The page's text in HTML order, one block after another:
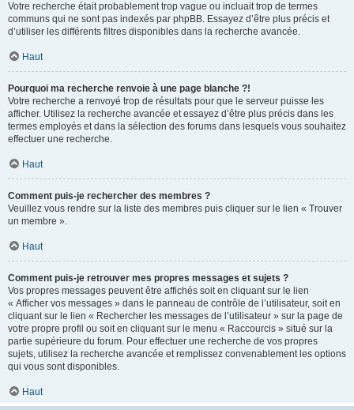
Votre recherche était probablement trop vague ou incluait trop de termes
communs qui ne sont pas indexés par phpBB. Essayez d’être plus précis et
d’utiliser les différents filtres disponibles dans la recherche avancée.
Haut
Pourquoi ma recherche renvoie à une page blanche ?!
Votre recherche a renvoyé trop de résultats pour que le serveur puisse les
afficher. Utilisez la recherche avancée et essayez d’être plus précis dans les
termes employés et dans la sélection des forums dans lesquels vous souhaitez
effectuer une recherche.
Haut
Comment puis-je rechercher des membres ?
Veuillez vous rendre sur la liste des membres puis cliquer sur le lien « Trouver
un membre ».
Haut
Comment puis-je retrouver mes propres messages et sujets ?
Vos propres messages peuvent être affichés soit en cliquant sur le lien
« Afficher vos messages » dans le panneau de contrôle de l’utilisateur, soit en
cliquant sur le lien « Rechercher les messages de l’utilisateur » sur la page de
votre propre profil ou soit en cliquant sur le menu « Raccourcis » situé sur la
partie supérieure du forum. Pour effectuer une recherche de vos propres
sujets, utilisez la recherche avancée et remplissez convenablement les options
qui vous sont disponibles.
Haut